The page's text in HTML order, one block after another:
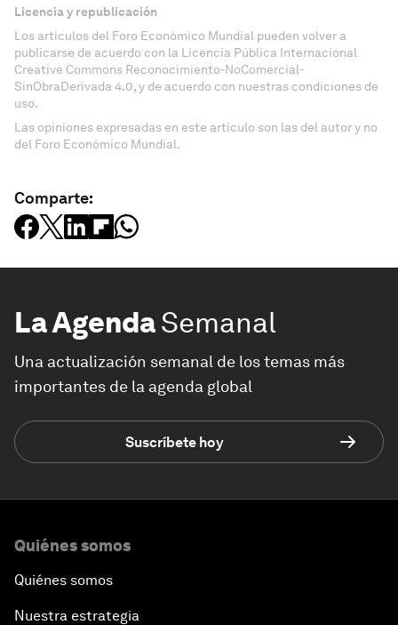
Licencia y republicación
Los artículos del Foro Económico Mundial pueden volver a
publicarse de acuerdo con la Licencia Pública Internacional
Creative Commons Reconocimiento-NoComercial-
SinObraDerivada 4.0, y de acuerdo con nuestras condiciones de
uso.
Las opiniones expresadas en este artículo son las del autor y no
del Foro Económico Mundial.
Comparte:
La AgendaSemanal
Una actualización semanal de los temas más
importantes de la agenda global
Suscríbete hoy
Quiénes somos
Quiénes somos
Nuestra estrategia